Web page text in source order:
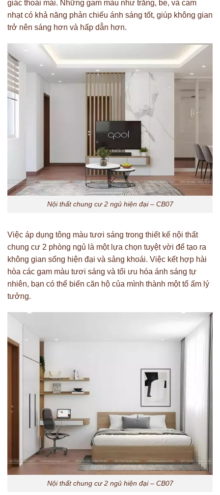
giác thoải mái. Những gam màu như trắng, be, và cam
nhạt có khả năng phản chiếu ánh sáng tốt, giúp không gian
trở nên sáng hơn và hấp dẫn hơn.
Nội thất chung cư 2 ngủ hiện đại – CB07
Việc áp dụng tông màu tươi sáng trong thiết kế nội thất
chung cư 2 phòng ngủ là một lựa chọn tuyệt vời để tạo ra
không gian sống hiện đại và sảng khoái. Việc kết hợp hài
hòa các gam màu tươi sáng và tối ưu hóa ánh sáng tự
nhiên, bạn có thể biến căn hộ của mình thành một tổ ấm lý
tưởng.
Nội thất chung cư 2 ngủ hiện đại – CB07